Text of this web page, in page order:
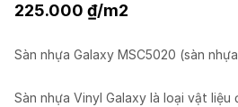
225.000 ₫/m2
Sàn nhựa Galaxy MSC5020 (sàn
Sàn nhựa Vinyl Galaxy là loại vật